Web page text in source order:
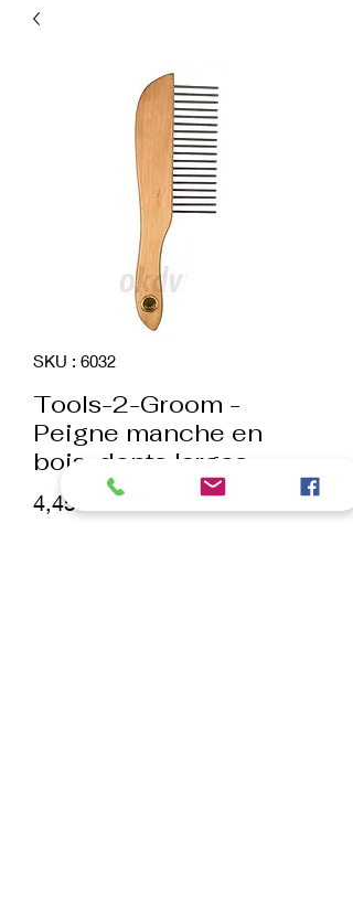
SKU : 6032
Tools-2-Groom -
Peigne manche en
bois, dents larges
4,45 € Prix